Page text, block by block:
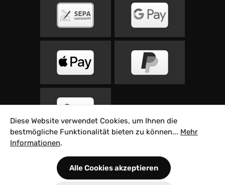
Alle Preise inkl. gesetzl. Mehrwertsteuer zzgl.
Versandkosten
und ggf. Nachnahmegebühren,
Diese Website verwendet Cookies, um Ihnen die
bestmögliche Funktionalität bieten zu können... Mehr
Informationen.
Alle Cookies akzeptieren